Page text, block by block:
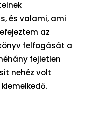
és valami, ami
az
felfogását a
fejletlen
nehéz volt